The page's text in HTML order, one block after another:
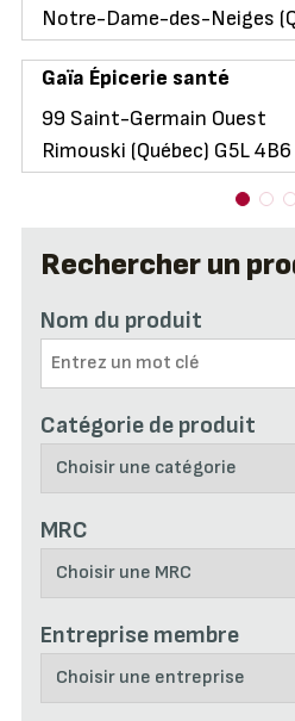
Rechercher un
Nom du produit
Catégorie de produit
MRC
Entreprise membre
Notre-Dame-des-Neiges
Gaïa Épicerie santé
99 Saint-Germain Ouest
Rimouski (Québec) G5L 4B6